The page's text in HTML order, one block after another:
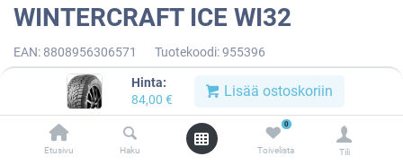
Hinta:
84,00 € Lisää ostoskoriin
Etusivu Haku
0
Toivelista Tili
WINTERCRAFT ICE WI32
EAN: 8808956306571 Tuotekoodi:955396
€ / kpl
Toimittajilla (kotimaa):
Saatavilla
Toimitusaika:3 arkipäivää